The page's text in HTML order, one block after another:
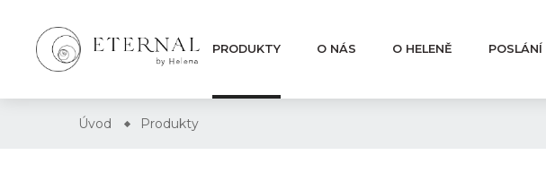
PRODUKTY O NÁS O HELENĚ POSLÁNÍ
Úvod Produkty